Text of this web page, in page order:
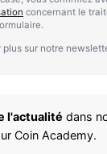
concernant le
plus sur notre
l'actualité dans
Coin Academy.